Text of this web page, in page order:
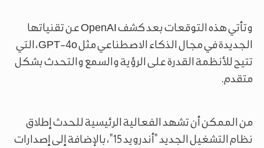
وتأتي هذه التوقعات بعد كشف OpenAI عن تقنياتها
الجديدة في مجال الذكاء الاصطناعي مثل GPT-4o، التي
تتيح للأنظمة القدرة على الرؤية والسمع والتحدث بشكل
متقدم.
من الممكن أن تشهد الفعالية الرئيسية للحدث إطلاق
نظام التشغيل الجديد "أندرويد 15"، بالإضافة إلى إصدارات